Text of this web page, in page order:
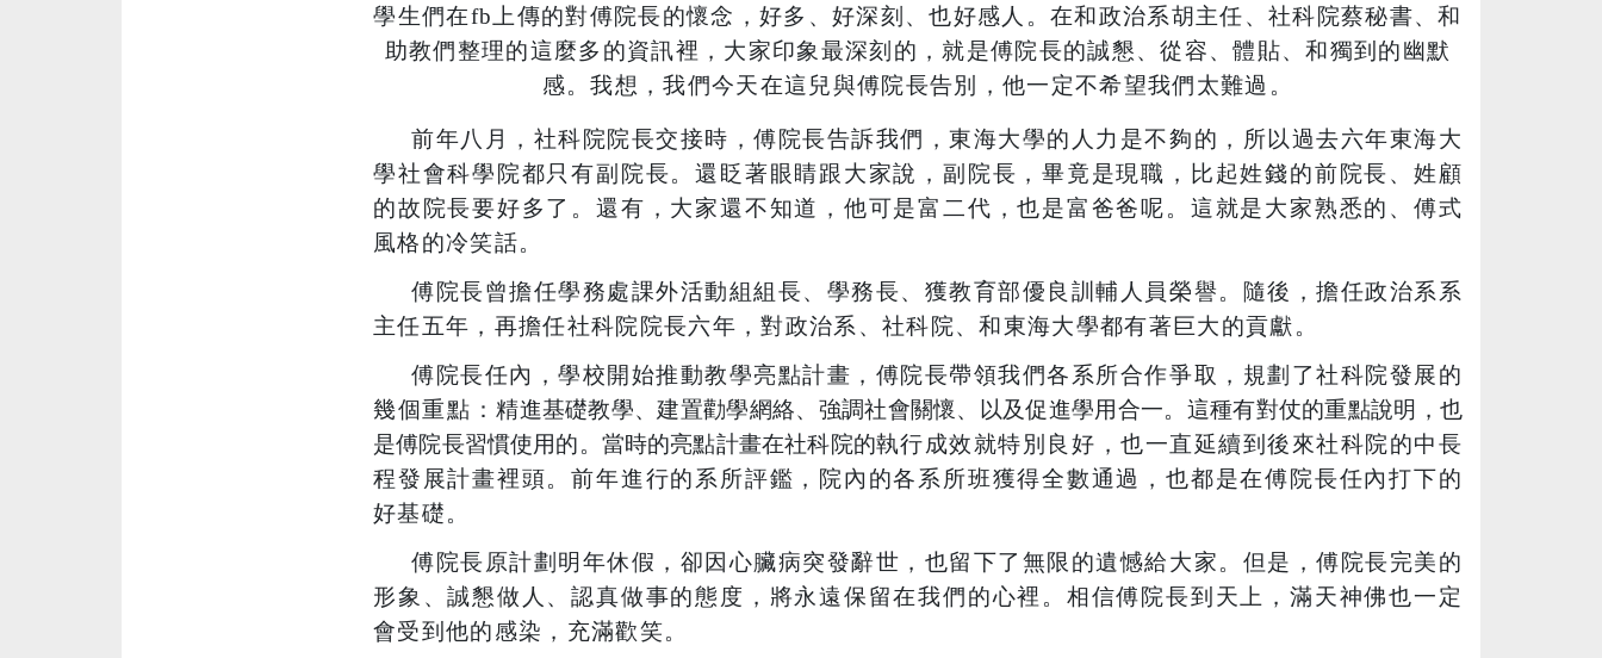
學生們在fb 上傳的對傅院長的懷念，好多、好深刻、也好感人。在和政治系胡主任、社科院蔡秘書、和
助教們整理的這麼多的資訊裡，大家印象最深刻的，就是傅院長的誠懇、從容、體貼、和獨到的幽默
感。我想，我們今天在這兒與傅院長告別，他一定不希望我們太難過。
前年八月，社科院院長交接時，傅院長告訴我們，東海大學的人力是不夠的，所以過去六年東海大
學社會科學院都只有副院長。還眨著眼睛跟大家說，副院長，畢竟是現職，比起姓錢的前院長、姓顧
的故院長要好多了。還有，大家還不知道，他可是富二代，也是富爸爸呢。這就是大家熟悉的、傅式
風格的冷笑話。
傅院長曾擔任學務處課外活動組組長、學務長、獲教育部優良訓輔人員榮譽。隨後，擔任政治系系
主任五年，再擔任社科院院長六年，對政治系、社科院、和東海大學都有著巨大的貢獻。
傅院長任內，學校開始推動教學亮點計畫，傅院長帶領我們各系所合作爭取，規劃了社科院發展的
幾個重點：精進基礎教學、建置勸學網絡、強調社會關懷、以及促進學用合一。這種有對仗的重點說明，也
是傅院長習慣使用的。當時的亮點計畫在社科院的執行成效就特別良好，也一直延續到後來社科院的中長
程發展計畫裡頭。前年進行的系所評鑑，院內的各系所班獲得全數通過，也都是在傅院長任內打下的
好基礎。
傅院長原計劃明年休假，卻因心臟病突發辭世，也留下了無限的遺憾給大家。但是，傅院長完美的
形象、誠懇做人、認真做事的態度，將永遠保留在我們的心裡。相信傅院長到天上，滿天神佛也一定
會受到他的感染，充滿歡笑。